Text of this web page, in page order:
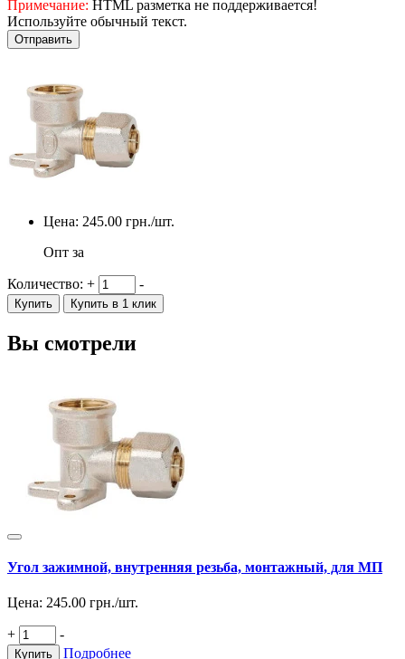
Примечание: HTML разметка не поддерживается!
Используйте обычный текст.
Отправить
Цена: 245.00 грн./шт.
Опт за
Количество: + -
Купить Купить в 1 клик
Вы смотрели
Угол зажимной, внутренняя резьба, монтажный, для МП
Цена: 245.00 грн./шт.
+ -
Купить Подробнее